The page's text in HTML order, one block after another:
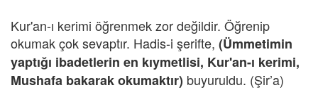
Kur'an-ı kerimi öğrenmek zor değildir. Öğrenip
okumak çok sevaptır. Hadis-i şerifte, (Ümmetimin
yaptığı ibadetlerin en kıymetlisi, Kur'an-ı kerimi,
Mushafa bakarak okumaktır) buyuruldu. (Şir’a)